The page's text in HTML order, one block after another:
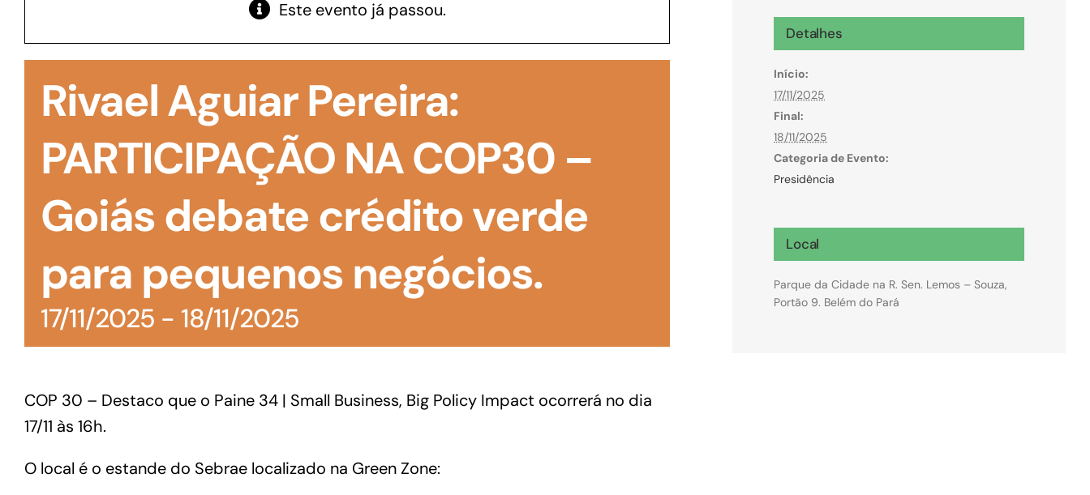
manutenção de estoques e despesas operacionais
realizar obras, dentre outros serviços
Microcrédito
Para MEI, microempresas e pessoas físicas
(feirantes e transportes)
Turismo
turismo
Repasse
Finep, FCO
Este evento já passou.
Rivael Aguiar Pereira:
PARTICIPAÇÃO NA COP30 –
Goiás debate crédito verde
para pequenos negócios.
17/11/2025 - 18/11/2025
COP 30 – Destaco que o Paine 34 | Small Business, Big Policy Impact ocorrerá no dia
17/11 às 16h.
O local é o estande do Sebrae localizado na Green Zone:
Detalhes
Início:
17/11/2025
Final:
18/11/2025
Categoria de Evento:
Presidência
Local
Parque da Cidade na R. Sen. Lemos – Souza,
Portão 9. Belém do Pará